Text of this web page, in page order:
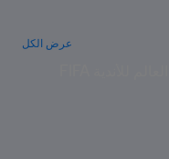
عرض الكل